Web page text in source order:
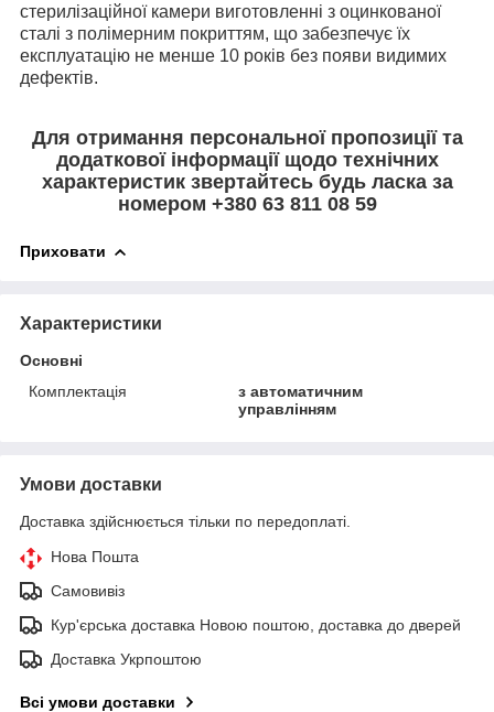
стерилізаційної камери виготовленні з оцинкованої
сталі з полімерним покриттям, що забезпечує їх
експлуатацію не менше 10 років без появи видимих
дефектів.
Для отримання персональної пропозиції та
додаткової інформації щодо технічних
характеристик звертайтесь будь ласка за
номером +380 63 811 08 59
Приховати
Характеристики
Основні
Комплектація
з автоматичним
управлінням
Умови доставки
Доставка здійснюється тільки по передоплаті.
Нова Пошта
Самовивіз
Кур'єрська доставка Новою поштою, доставка до дверей
Доставка Укрпоштою
Всі умови доставки